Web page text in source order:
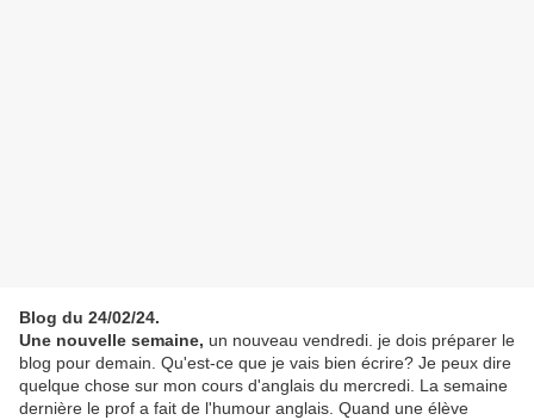
Blog du 24/02/24.
Une nouvelle semaine, un nouveau vendredi. je dois préparer le
blog pour demain. Qu'est-ce que je vais bien écrire? Je peux dire
quelque chose sur mon cours d'anglais du mercredi. La semaine
dernière le prof a fait de l'humour anglais. Quand une élève